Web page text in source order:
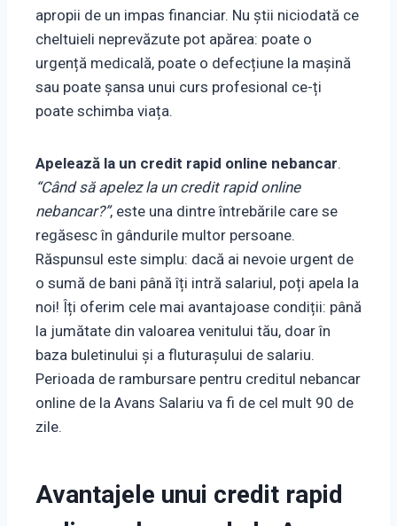
apropii de un impas financiar. Nu știi niciodată ce
cheltuieli neprevăzute pot apărea: poate o
urgență medicală, poate o defecțiune la mașină
sau poate șansa unui curs profesional ce-ți
poate schimba viața.
Apelează la un credit rapid online nebancar.
“Când să apelez la un credit rapid online
nebancar?”, este una dintre întrebările care se
regăsesc în gândurile multor persoane.
Răspunsul este simplu: dacă ai nevoie urgent de
o sumă de bani până îți intră salariul, poți apela la
noi! Îți oferim cele mai avantajoase condiții: până
la jumătate din valoarea venitului tău, doar în
baza buletinului și a fluturașului de salariu.
Perioada de rambursare pentru creditul nebancar
online de la Avans Salariu va fi de cel mult 90 de
zile.
Avantajele unui credit rapid